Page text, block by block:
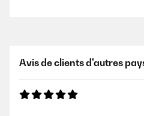
Avis de clients d'autres